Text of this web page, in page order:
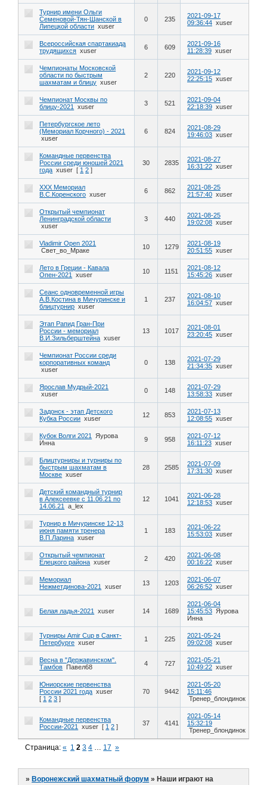
Турнир имени Ольги
Семеновой-Тян-Шанской в
Липецкой области xuser
0 235
2021-09-17
09:36:44 xuser
Всероссийская спартакиада
трудящихся xuser 6 609
2021-09-16
11:28:39 xuser
Чемпионаты Московской
области по быстрым
шахматам и блицу xuser
2 220
2021-09-12
22:25:15 xuser
Чемпионат Москвы по
блицу-2021
xuser 3 521
2021-09-04
22:18:39 xuser
Петербургское лето
(Мемориал Корчного) - 2021
xuser
6 824
2021-08-29
19:46:03 xuser
Командные первенства
России среди юношей 2021
года xuser [ 1 2 ]
30 2835
2021-08-27
16:31:22 xuser
XXX Мемориал
В.С.Коренского xuser 6 862
2021-08-25
21:57:40 xuser
Открытый чемпионат
Ленинградской области
xuser
3 440
2021-08-25
19:02:08 xuser
Vladimir Open 2021
Свет_во_Мраке
10 1279
2021-08-19
20:51:55 xuser
Лето в Греции - Кавала
Опен-2021
xuser 10 1151
2021-08-12
15:45:26 xuser
Сеанс одновременной игры
А.В.Костина в Мичуринске и
блицтурнир xuser
1 237
2021-08-10
16:04:57 xuser
Этап Рапид Гран-При
России - мемориал
В.И.Зильберштейна xuser
13 1017
2021-08-01
23:20:45 xuser
Чемпионат России среди
корпоративных команд
xuser
0 138
2021-07-29
21:34:35 xuser
Ярослав Мудрый-2021
xuser
0 148
2021-07-29
13:58:33 xuser
Задонск - этап Детского
Кубка России xuser 12 853
2021-07-13
12:08:55 xuser
Кубок Волги 2021
Яурова
Инна
9 958
2021-07-12
16:11:23 xuser
Блицтурниры и турниры по
быстрым шахматам в
Москве xuser
28 2585
2021-07-09
17:31:30 xuser
Детский командный турнир
в Алексеевке с 11.06.21 по
14.06.21
a_lex
12 1041
2021-06-28
12:18:53 xuser
Турнир в Мичуринске 12-13
июня памяти тренера
В.П.Ларина xuser
1 183
2021-06-22
15:53:03 xuser
Открытый чемпионат
Елецкого района xuser 2 420
2021-06-08
00:16:22 xuser
Мемориал
Нежметдинова-2021
xuser 13 1203
2021-06-07
06:26:52 xuser
Белая ладья-2021 xuser 14 1689
2021-06-04
15:45:53 Яурова
Инна
Турниры Amir Cup в Санкт-
Петербурге xuser 1 225
2021-05-24
09:02:08 xuser
Весна в "Державинском".
Тамбов
Павел68 4 727
2021-05-21
10:49:22 xuser
Юниорские первенства
России 2021 года xuser
[ 1 2 3 ]
70 9442
2021-05-20
15:11:46
Тренер_блондинок
Командные первенства
России-2021
xuser [ 1 2 ] 37 4141
2021-05-14
15:32:19
Тренер_блондинок
Страница:« 1 2 3 4 … 17 »
»Воронежский шахматный форум »Наши играют на